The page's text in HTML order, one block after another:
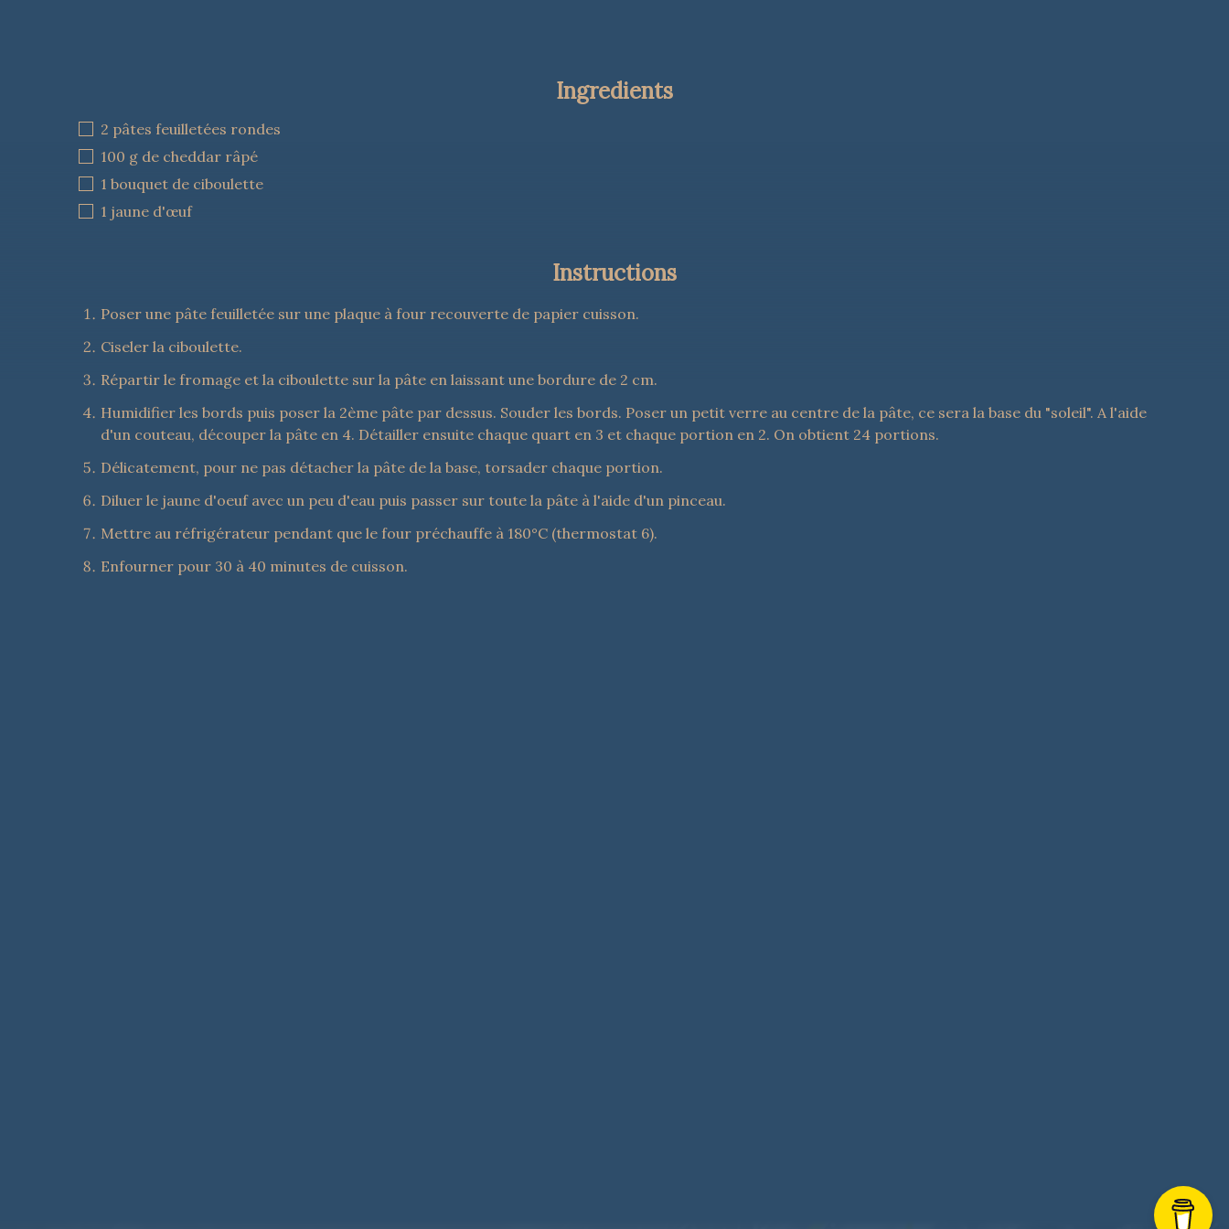
Ingredients
2 pâtes feuilletées rondes
100 g de cheddar râpé
1 bouquet de ciboulette
1 jaune d'œuf
Instructions
Poser une pâte feuilletée sur une plaque à four recouverte de papier cuisson.
Ciseler la ciboulette.
Répartir le fromage et la ciboulette sur la pâte en laissant une bordure de 2 cm.
Humidifier les bords puis poser la 2ème pâte par dessus. Souder les bords. Poser un petit verre au centre de la pâte, ce sera la base du "soleil". A l'aide
d'un couteau, découper la pâte en 4. Détailler ensuite chaque quart en 3 et chaque portion en 2. On obtient 24 portions.
Délicatement, pour ne pas détacher la pâte de la base, torsader chaque portion.
Diluer le jaune d'oeuf avec un peu d'eau puis passer sur toute la pâte à l'aide d'un pinceau.
Mettre au réfrigérateur pendant que le four préchauffe à 180°C (thermostat 6).
Enfourner pour 30 à 40 minutes de cuisson.